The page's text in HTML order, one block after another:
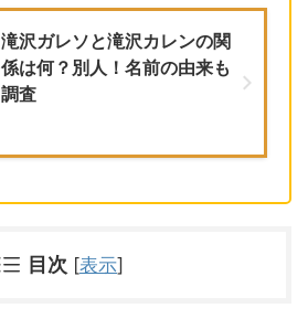
滝沢ガレソと滝沢カレンの関
係は何？別人！名前の由来も
調査
目次 [表示]